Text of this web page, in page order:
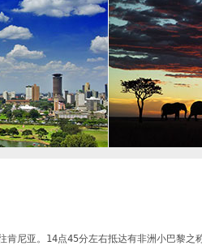
肯尼亚。14点45分左右抵达有非洲小巴黎